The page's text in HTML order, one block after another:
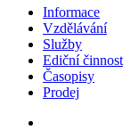
Informace
Vzdělávání
Služby
Ediční činnost
Časopisy
Prodej